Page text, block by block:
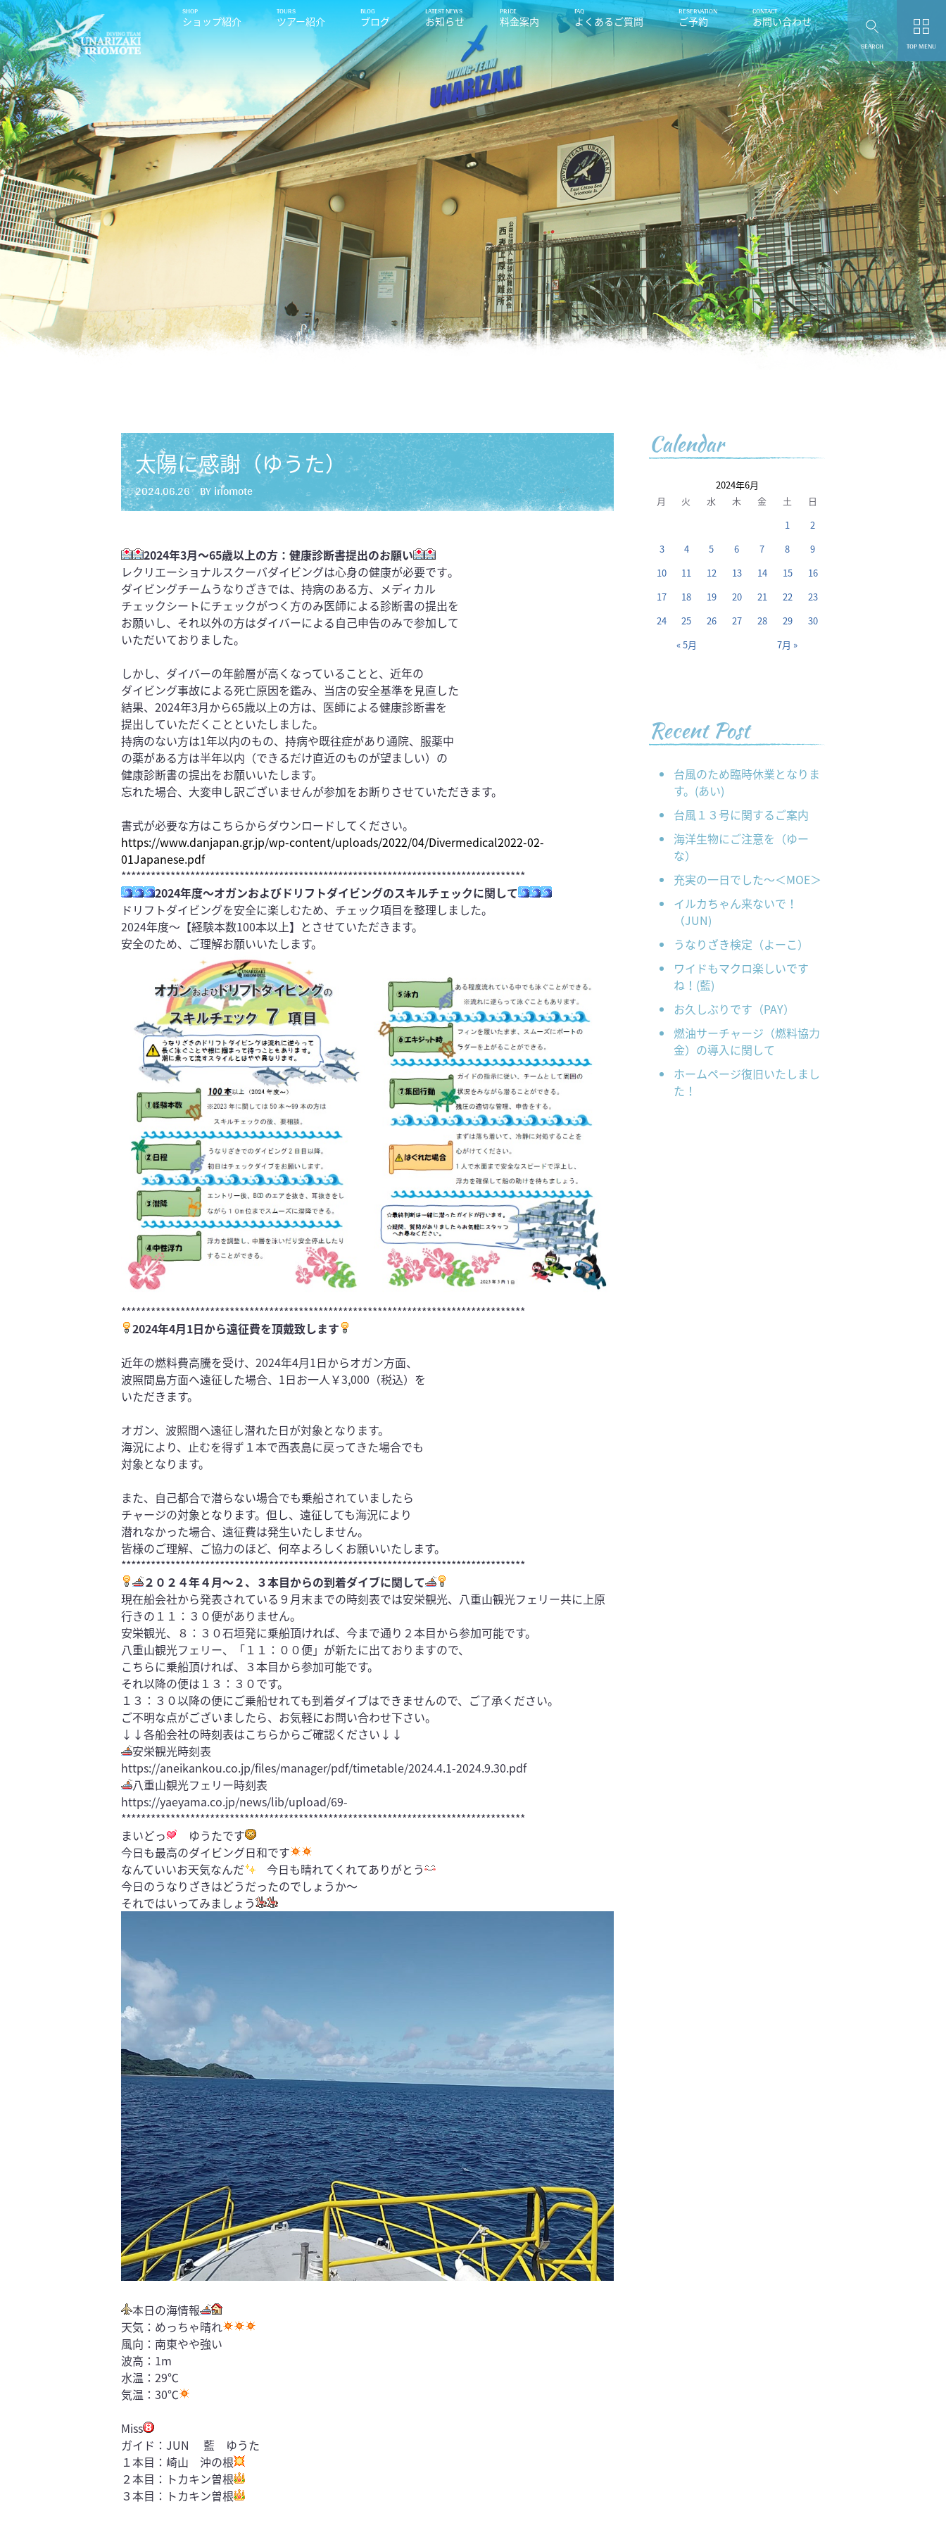
ショップ紹介 ツアー紹介 ブログ お知らせ 料金案内 よくあるご質問 ご予約 お問い合わせ
SEARCH TOP MENU
Calendar
2024年6月
月
火 水 木 金 土 日
« 5月 7月 »
1
2
3
4 5 6 7 8
9
10
11 12 13 14 15
16
17
18 19 20 21 22
23
24
25 26 27 28 29 30
Recent Post
台風のため臨時休業となりま
す。(あい)
台風１３号に関するご案内
海洋生物にご注意を（ゆー
な）
充実の一日でした～＜MOE＞
イルカちゃん来ないで！
（JUN)
うなりざき検定（よーこ）
ワイドもマクロ楽しいです
ね！(藍)
お久しぶりです（PAY）
燃油サーチャージ（燃料協力
金）の導入に関して
ホームページ復旧いたしまし
た！
太陽に感謝（ゆうた）
2024.06.26 BY iriomote
2024年3月～65歳以上の方：健康診断書提出のお願い
レクリエーショナルスクーバダイビングは心身の健康が必要です。
ダイビングチームうなりざきでは、持病のある方、メディカル
チェ ックシートにチェックがつく方のみ医師による診断書の提出を
お願いし、それ以外の方はダイバーによる自己申告のみで参加して
いただいておりました。
しかし、 ダイバーの年齢層が高くなっていることと、近年の
ダイビング事故による死亡原因を鑑み、当店の安全基準を見直した
結果、2024年3月から65歳以上の方は、医師による健康診断書を
提出していただくことといたしました。
持病のない方は1年以内のもの、持病や既往症があり通院、服薬中
の薬がある方は半年以内（できるだけ直近のものが望ましい）の
健康診断書の提出をお願いいたします。
忘れた場合、大変申し訳ございませんが参加をお断りさせていただきます。
書式が必要な方はこちらからダウンロードしてください。
https://www.danjapan.gr.jp/wp-content/uploads/2022/04/Divermedical2022-02-
01Japanese.pdf
**********************************************************************************
2024年度～オガンおよびドリフトダイビングのスキルチェックに関して
ドリフトダイビングを安全に楽しむため、チェック項目を整理しました。
2024年度～【経験本数100本以上】とさせていただきます。
安全のため、ご理解お願いいたします。
**********************************************************************************
2024年4月1日から遠征費を頂戴致します
近年の燃料費高騰を受け、2024年4月1日からオガン方面、
波照間島方面へ遠征した場合、1日お一人￥3,000（税込）を
いただきます。
オガン、波照間へ遠征し潜れた日が対象となります。
海況により、止むを得ず１本で西表島に戻ってきた場合でも
対象となります。
また、自己都合で潜らない場合でも乗船されていましたら
チャージの対象となります。但し、遠征しても海況により
潜れなかった場合、遠征費は発生いたしません。
皆様のご理解、ご協力のほど、何卒よろしくお願いいたします。
**********************************************************************************
２０２４年４月〜２、３本目からの到着ダイブに関して
現在船会社から発表されている９月末までの時刻表では安栄観光、八重山観光フェリー共に上原
行きの１１：３０便がありません。
安栄観光、８：３０石垣発に乗船頂ければ、今まで通り２本目から参加可能です。
八重山観光フェリー、「１１：００便」が新たに出ておりますので、
こちらに乗船頂ければ、３本目から参加可能です。
それ以降の便は１３：３０です。
１３：３０以降の便にご乗船せれても到着ダイブはできませんので、ご了承ください。
ご不明な点がございましたら、お気軽にお問い合わせ下さい。
↓↓各船会社の時刻表はこちらからご確認ください↓↓
安栄観光時刻表
https://aneikankou.co.jp/files/manager/pdf/timetable/2024.4.1-2024.9.30.pdf
八重山観光フェリー時刻表
https://yaeyama.co.jp/news/lib/upload/69-
**********************************************************************************
まいどっ
ゆうたです
今日も最高のダイビング日和です
なんていいお天気なんだ
今日も晴れてくれてありがとう
今日のうなりざきはどうだったのでしょうか〜
それではいってみましょう
本日の海情報
天気：めっちゃ晴れ
風向：南東やや強い
波高：1m
水温：29℃
気温：30℃
Miss
ガイド：JUN 藍 ゆうた
１本目：崎山 沖の根
２本目：トカキン曽根
３本目：トカキン曽根